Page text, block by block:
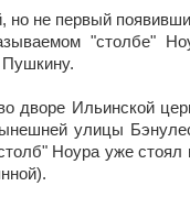
но не первый
"столбе"
дворе Ильинской
улицы
Ноура уже стоял